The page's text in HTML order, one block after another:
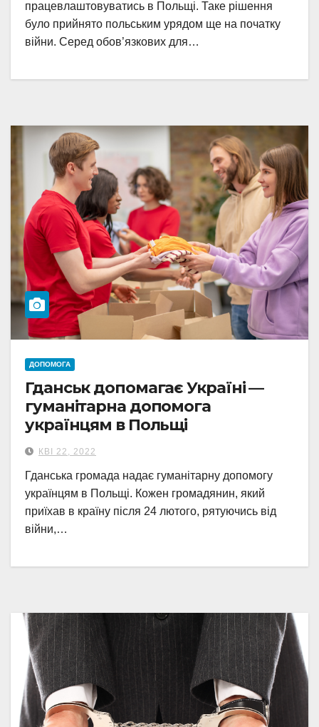
працевлаштовуватись в Польщі. Таке рішення
було прийнято польським урядом ще на початку
війни. Серед обов’язкових для…
ДОПОМОГА
Гданськ допомагає Україні —
гуманітарна допомога
українцям в Польщі
КВІ 22, 2022
Гданська громада надає гуманітарну допомогу
українцям в Польщі. Кожен громадянин, який
приїхав в країну після 24 лютого, рятуючись від
війни,…